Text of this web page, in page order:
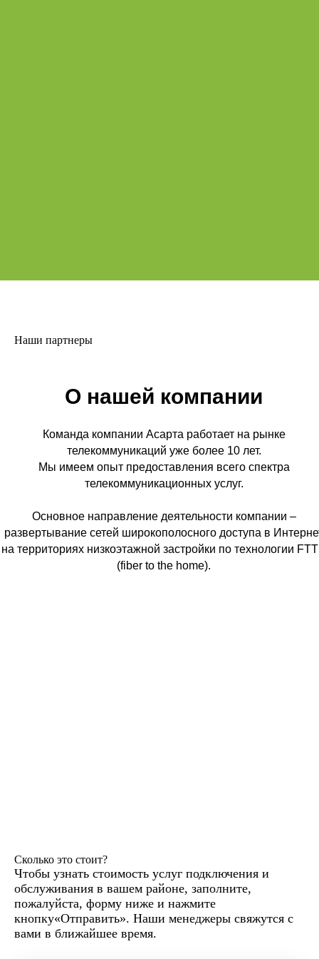
О нашей компании
Команда компании Асарта работает на рынке
телекоммуникаций уже более 10 лет.
Мы имеем опыт предоставления всего спектра
телекоммуникационных услуг.
Основное направление деятельности компании –
развертывание сетей широкополосного доступа в
на территориях низкоэтажной застройки по технологии
(fiber to the home).
Наши партнеры
Сколько это стоит?
Чтобы узнать стоимость услуг подключения и
обслуживания в вашем районе, заполните,
пожалуйста, форму ниже и нажмите
кнопку«Отправить». Наши менеджеры свяжутся с
вами в ближайшее время.